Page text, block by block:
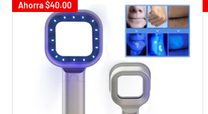
Ahorra$40.00